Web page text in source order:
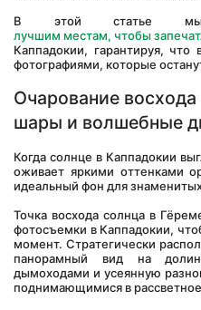
В этой статье
лучшим местам, чтобы
Каппадокии, гарантируя,
фотографиями, которые
Очарование
шары и волшебные
Когда солнце в Каппадокии
оживает яркими оттенками
идеальный фон для
Точка восхода солнца в
фотосъемки в Каппадокии,
момент. Стратегически
панорамный вид на
дымоходами и усеянную
поднимающимися в